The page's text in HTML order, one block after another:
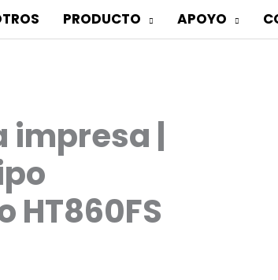
PRODUCTO APOYO
impresa |
HT860FS